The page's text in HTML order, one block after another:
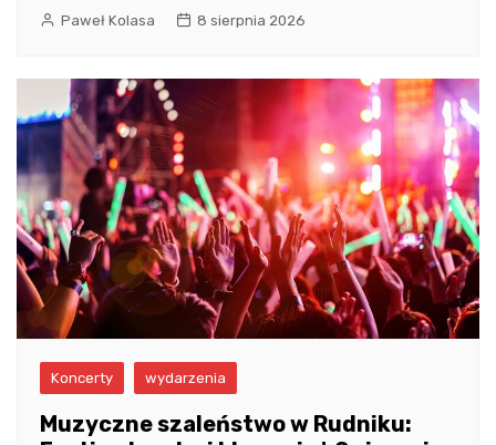
Paweł Kolasa 8 sierpnia 2026
Koncerty wydarzenia
Muzyczne szaleństwo w Rudniku: